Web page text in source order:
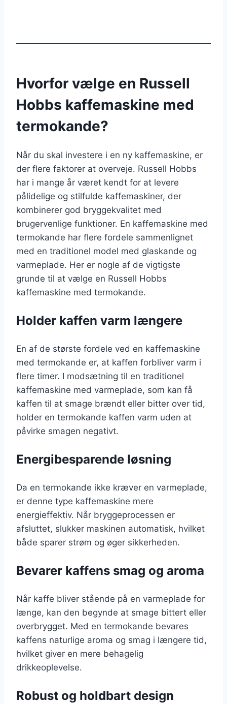
Hvorfor vælge en Russell
Hobbs kaffemaskine med
termokande?
Når du skal investere i en ny kaffemaskine, er
der flere faktorer at overveje. Russell Hobbs
har i mange år været kendt for at levere
pålidelige og stilfulde kaffemaskiner, der
kombinerer god bryggekvalitet med
brugervenlige funktioner. En kaffemaskine med
termokande har flere fordele sammenlignet
med en traditionel model med glaskande og
varmeplade. Her er nogle af de vigtigste
grunde til at vælge en Russell Hobbs
kaffemaskine med termokande.
Holder kaffen varm længere
En af de største fordele ved en kaffemaskine
med termokande er, at kaffen forbliver varm i
flere timer. I modsætning til en traditionel
kaffemaskine med varmeplade, som kan få
kaffen til at smage brændt eller bitter over tid,
holder en termokande kaffen varm uden at
påvirke smagen negativt.
Energibesparende løsning
Da en termokande ikke kræver en varmeplade,
er denne type kaffemaskine mere
energieffektiv. Når bryggeprocessen er
afsluttet, slukker maskinen automatisk, hvilket
både sparer strøm og øger sikkerheden.
Bevarer kaffens smag og aroma
Når kaffe bliver stående på en varmeplade for
længe, kan den begynde at smage bittert eller
overbrygget. Med en termokande bevares
kaffens naturlige aroma og smag i længere tid,
hvilket giver en mere behagelig
drikkeoplevelse.
Robust og holdbart design